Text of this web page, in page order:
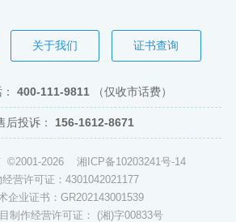
关于我们 证书查询
400-111-9811 （仅收市话费）
后投诉： 156-1612-8671
©2001-2026 湘ICP备10203241号-14
经营许可证：4301042021177
企业证书：GR202143001539
制作经营许可证： (湘)字00833号